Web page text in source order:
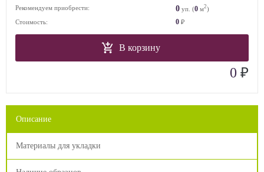
Рекомендуем приобрести:
0 уп. (0 м2)
Стоимость:
0 ₽
В корзину
0 ₽
Описание
Материалы для укладки